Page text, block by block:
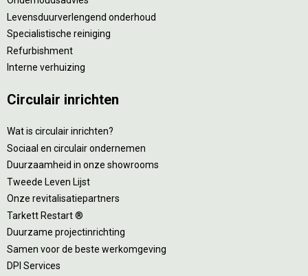
Levensduurverlengend onderhoud
Specialistische reiniging
Refurbishment
Interne verhuizing
Circulair inrichten
Wat is circulair inrichten?
Sociaal en circulair ondernemen
Duurzaamheid in onze showrooms
Tweede Leven Lijst
Onze revitalisatiepartners
Tarkett Restart ®
Duurzame projectinrichting
Samen voor de beste werkomgeving
DPI Services